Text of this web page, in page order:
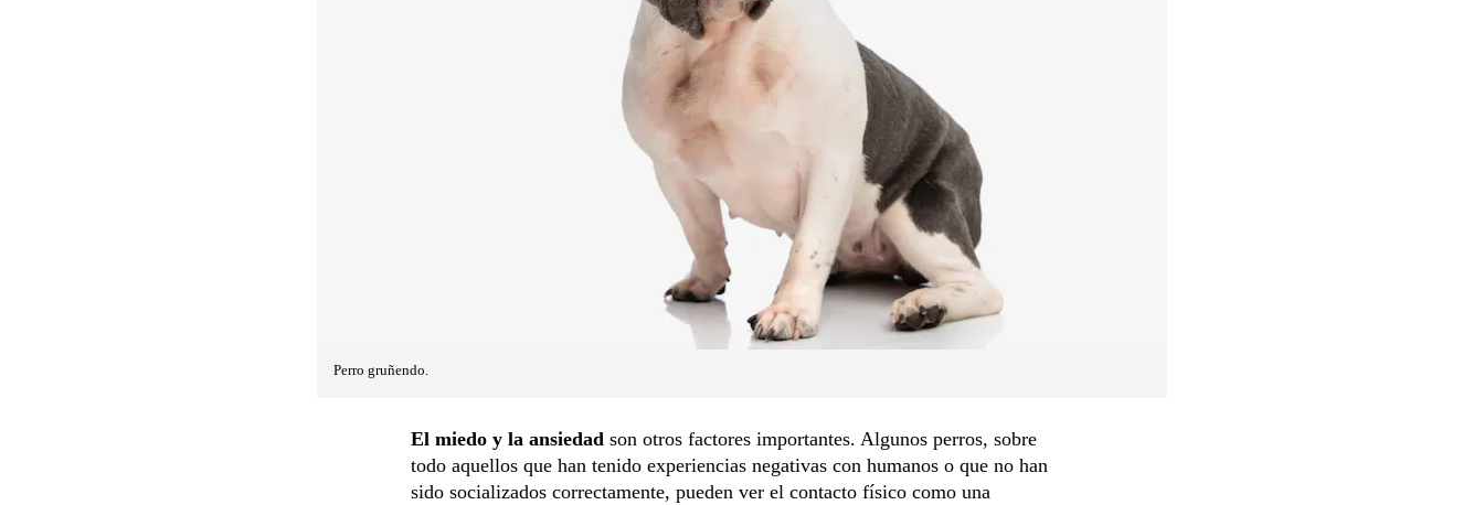
Perro gruñendo.
El miedo y la ansiedad son otros factores importantes. Algunos perros, sobre
todo aquellos que han tenido experiencias negativas con humanos o que no han
sido socializados correctamente, pueden ver el contacto físico como una